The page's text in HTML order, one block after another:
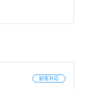
顧客対応